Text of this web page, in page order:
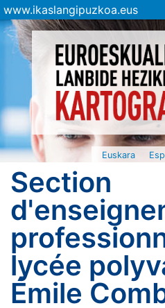
www.ikaslangipuzkoa.eus
Euskara
Section
lycée
Émile